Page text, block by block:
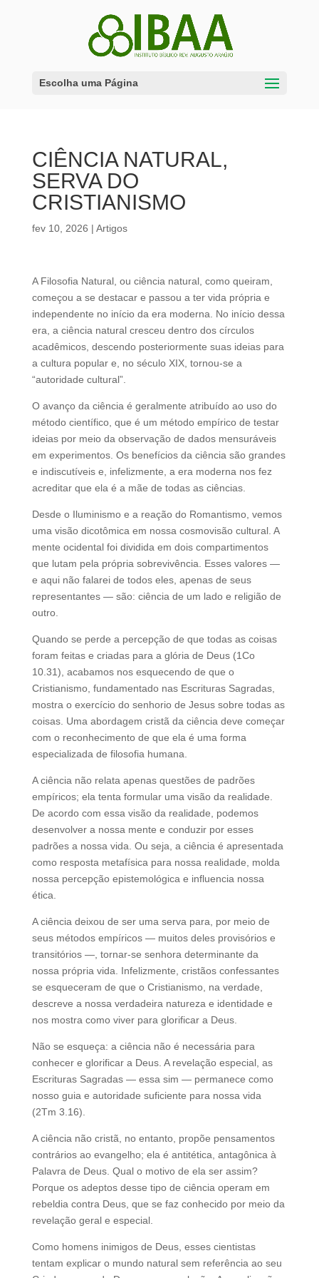
Escolha uma Página
CIÊNCIA NATURAL,
SERVA DO
CRISTIANISMO
fev 10, 2026 | Artigos
A Filosofia Natural, ou ciência natural, como queiram,
começou a se destacar e passou a ter vida própria e
independente no início da era moderna. No início dessa
era, a ciência natural cresceu dentro dos círculos
acadêmicos, descendo posteriormente suas ideias para
a cultura popular e, no século XIX, tornou-se a
“autoridade cultural”.
O avanço da ciência é geralmente atribuído ao uso do
método científico, que é um método empírico de testar
ideias por meio da observação de dados mensuráveis
em experimentos. Os benefícios da ciência são grandes
e indiscutíveis e, infelizmente, a era moderna nos fez
acreditar que ela é a mãe de todas as ciências.
Desde o Iluminismo e a reação do Romantismo, vemos
uma visão dicotômica em nossa cosmovisão cultural. A
mente ocidental foi dividida em dois compartimentos
que lutam pela própria sobrevivência. Esses valores —
e aqui não falarei de todos eles, apenas de seus
representantes — são: ciência de um lado e religião de
outro.
Quando se perde a percepção de que todas as coisas
foram feitas e criadas para a glória de Deus (1Co
10.31), acabamos nos esquecendo de que o
Cristianismo, fundamentado nas Escrituras Sagradas,
mostra o exercício do senhorio de Jesus sobre todas as
coisas. Uma abordagem cristã da ciência deve começar
com o reconhecimento de que ela é uma forma
especializada de filosofia humana.
A ciência não relata apenas questões de padrões
empíricos; ela tenta formular uma visão da realidade.
De acordo com essa visão da realidade, podemos
desenvolver a nossa mente e conduzir por esses
padrões a nossa vida. Ou seja, a ciência é apresentada
como resposta metafísica para nossa realidade, molda
nossa percepção epistemológica e influencia nossa
ética.
A ciência deixou de ser uma serva para, por meio de
seus métodos empíricos — muitos deles provisórios e
transitórios —, tornar-se senhora determinante da
nossa própria vida. Infelizmente, cristãos confessantes
se esqueceram de que o Cristianismo, na verdade,
descreve a nossa verdadeira natureza e identidade e
nos mostra como viver para glorificar a Deus.
Não se esqueça: a ciência não é necessária para
conhecer e glorificar a Deus. A revelação especial, as
Escrituras Sagradas — essa sim — permanece como
nosso guia e autoridade suficiente para nossa vida
(2Tm 3.16).
A ciência não cristã, no entanto, propõe pensamentos
contrários ao evangelho; ela é antitética, antagônica à
Palavra de Deus. Qual o motivo de ela ser assim?
Porque os adeptos desse tipo de ciência operam em
rebeldia contra Deus, que se faz conhecido por meio da
revelação geral e especial.
Como homens inimigos de Deus, esses cientistas
tentam explicar o mundo natural sem referência ao seu